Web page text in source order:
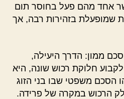
אחד מהם פעל בחוסר תום
שמופעלת בזהירות רבה, אך
ממון: הדרך היעילה,
חלוקת רכוש שונה, היא
הסכם משפטי שבו בני הזוג
הרכוש במקרה של פרידה.